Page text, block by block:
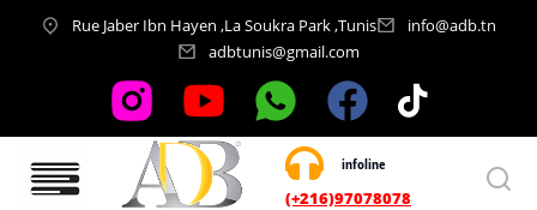
Rue Jaber Ibn Hayen ,La Soukra Park ,Tunis
info@adb.tn
adbtunis@gmail.com
infoline
(+216)97078078
Nos services